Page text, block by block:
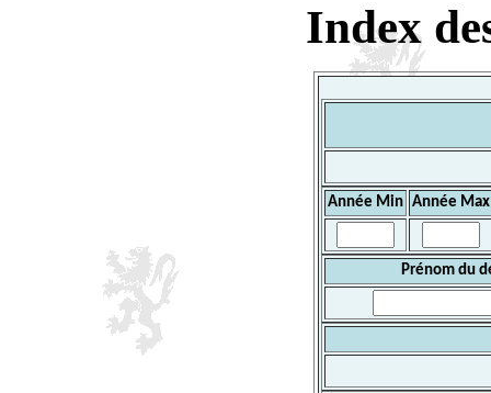
Index
Année Min Année Max
Prénom du